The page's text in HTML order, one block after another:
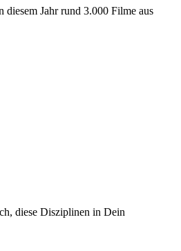
diesem Jahr rund 3.000 Filme aus
diese Disziplinen in Dein